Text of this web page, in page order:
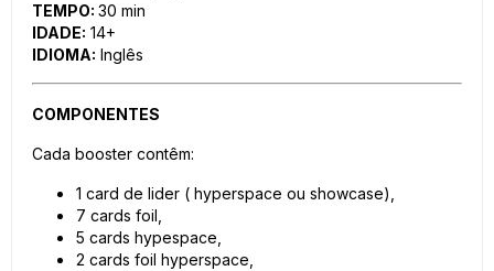
TEMPO: 30 min
IDADE: 14+
IDIOMA: Inglês
COMPONENTES
Cada booster contêm:
1 card de lider ( hyperspace ou showcase),
7 cards foil,
5 cards hypespace,
2 cards foil hyperspace,